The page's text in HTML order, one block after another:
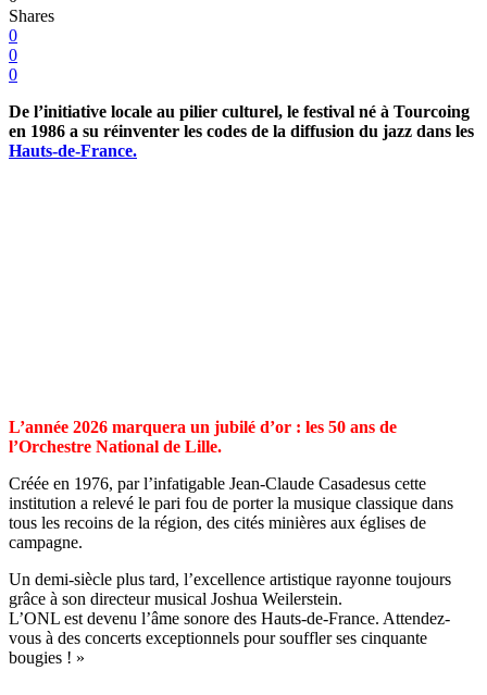
Shares
0
0
0
De l’initiative locale au pilier culturel, le festival né à Tourcoing
en 1986 a su réinventer les codes de la diffusion du jazz dans les
Hauts-de-France.
L’année 2026 marquera un jubilé d’or : les 50 ans de
l’Orchestre National de Lille.
Créée en 1976, par l’infatigable Jean-Claude Casadesus cette
institution a relevé le pari fou de porter la musique classique dans
tous les recoins de la région, des cités minières aux églises de
campagne.
Un demi-siècle plus tard, l’excellence artistique rayonne toujours
grâce à son directeur musical Joshua Weilerstein.
L’ONL est devenu l’âme sonore des Hauts-de-France. Attendez-
vous à des concerts exceptionnels pour souffler ses cinquante
bougies ! »